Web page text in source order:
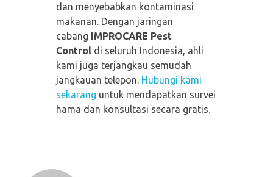
dan menyebabkan kontaminasi
makanan. Dengan jaringan
cabang IMPROCARE Pest
Controldi seluruh Indonesia, ahli
kami juga terjangkau semudah
jangkauan telepon. Hubungi kami
sekarang untuk mendapatkan survei
hama dan konsultasi secara gratis.